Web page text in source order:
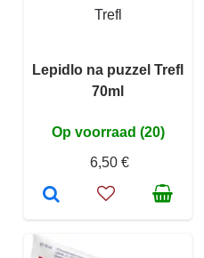
Trefl
Lepidlo na puzzel Trefl
70ml
Op voorraad (20)
6,50 €